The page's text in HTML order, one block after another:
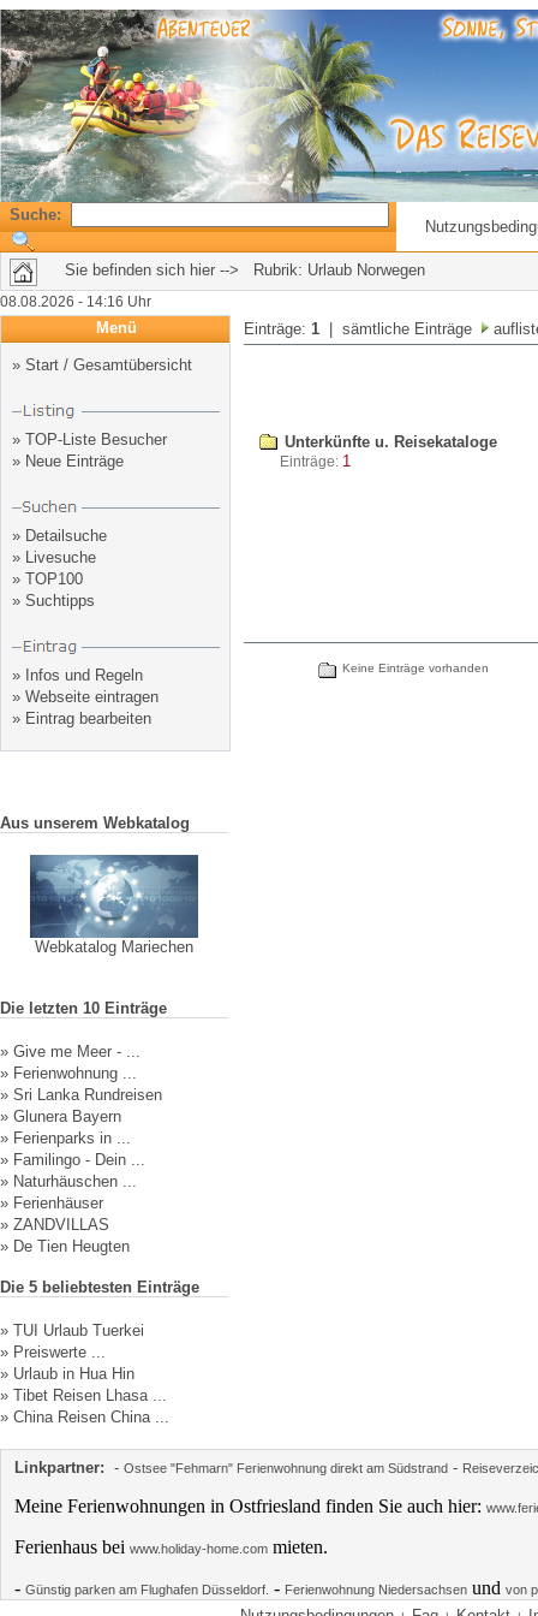
Suche:
Sie befinden sich hier --> Rubrik: Urlaub Norwegen
08.08.2026 - 14:16 Uhr
Menü
» Start / Gesamtübersicht
» TOP-Liste Besucher
» Neue Einträge
» Detailsuche
» Livesuche
» TOP100
» Suchtipps
» Infos und Regeln
» Webseite eintragen
» Eintrag bearbeiten
Aus unserem Webkatalog
Webkatalog Mariechen
Die letzten 10 Einträge
» Give me Meer - ...
» Ferienwohnung ...
» Sri Lanka Rundreisen
» Glunera Bayern
» Ferienparks in ...
» Familingo - Dein ...
» Naturhäuschen ...
» Ferienhäuser
» ZANDVILLAS
» De Tien Heugten
Die 5 beliebtesten Einträge
» TUI Urlaub Tuerkei
» Preiswerte ...
» Urlaub in Hua Hin
» Tibet Reisen Lhasa ...
» China Reisen China ...
Einträge: 1 | sämtliche Einträge
Unterkünfte u. Reisekataloge
Einträge: 1
Keine Einträge vorhanden
Linkpartner: - Ostsee "Fehmarn" Ferienwohnung direkt am Südstrand -
Meine Ferienwohnungen in Ostfriesland finden Sie auch hier:
Ferienhaus bei www.holiday-home.com mieten.
- Günstig parken am Flughafen Düsseldorf. - Ferienwohnung Niedersachsen und von